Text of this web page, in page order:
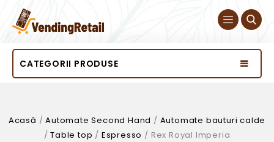
CATEGORII PRODUSE
Acasă /Automate Second Hand / Automate bauturi calde
/Table top / Espresso / Rex Royal Imperia